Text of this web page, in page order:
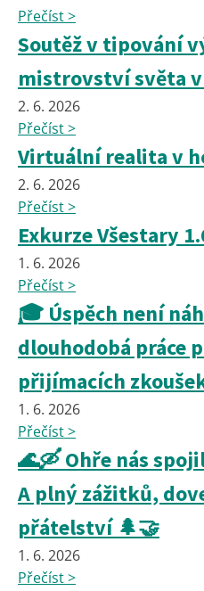
Přečíst >
Soutěž v tipování
mistrovství světa
2. 6. 2026
Přečíst >
Virtuální realita v
2. 6. 2026
Přečíst >
Exkurze Všestary
1. 6. 2026
Přečíst >
🎓 Úspěch není
dlouhodobá práce
přijímacích
1. 6. 2026
Přečíst >
🌊🛶 Ohře nás
A plný zážitků,
přátelství 🌲🤝
1. 6. 2026
Přečíst >